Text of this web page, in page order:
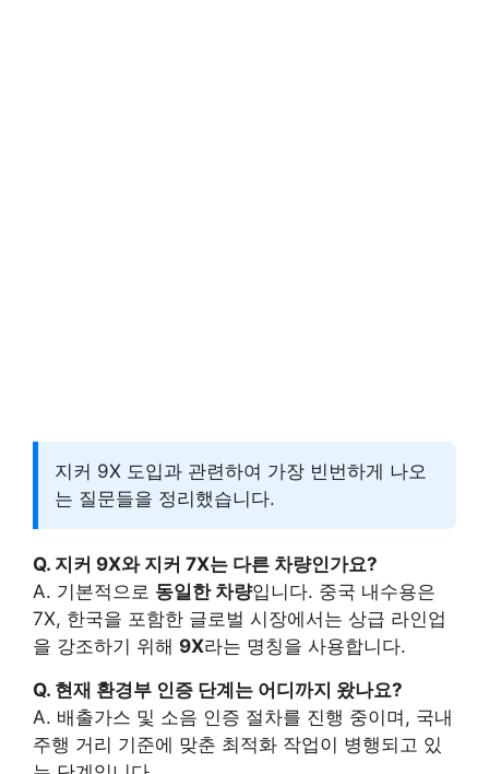
지커 9X 도입과 관련하여 가장 빈번하게 나오
는 질문들을 정리했습니다.
Q. 지커 9X와 지커 7X는 다른 차량인가요?
A. 기본적으로 동일한 차량입니다. 중국 내수용은
7X, 한국을 포함한 글로벌 시장에서는 상급 라인업
을 강조하기 위해 9X라는 명칭을 사용합니다.
Q. 현재 환경부 인증 단계는 어디까지 왔나요?
A. 배출가스 및 소음 인증 절차를 진행 중이며, 국내
주행 거리 기준에 맞춘 최적화 작업이 병행되고 있